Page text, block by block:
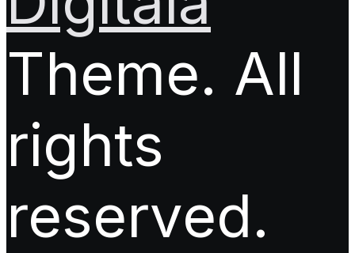
Theme. All
rights
reserved.